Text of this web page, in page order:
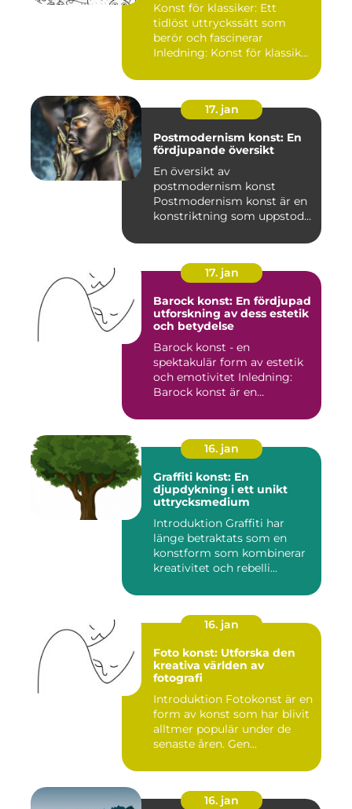
Konst för klassiker: Ett
tidlöst uttryckssätt som
berör och fascinerar
Inledning: Konst för klassik...
17. jan
Postmodernism konst: En
fördjupande översikt
En översikt av
postmodernism konst
Postmodernism konst är en
konstriktning som uppstod
17. jan
Barock konst: En fördjupad
utforskning av dess estetik
och betydelse
Barock konst - en
spektakulär form av estetik
och emotivitet Inledning:
Barock konst är en
16. jan
Graffiti konst: En
djupdykning i ett unikt
uttrycksmedium
Introduktion Graffiti har
länge betraktats som en
konstform som kombinerar
kreativitet och rebelli...
16. jan
Foto konst: Utforska den
kreativa världen av
fotografi
Introduktion Fotokonst är en
form av konst som har blivit
alltmer populär under de
senaste åren. Gen...
16. jan